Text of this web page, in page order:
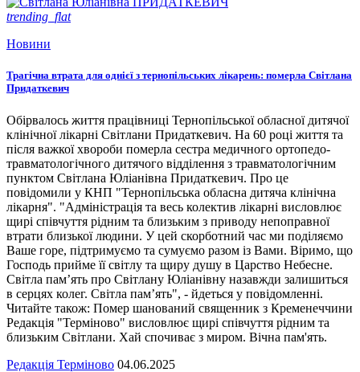
trending_flat
Новини
Трагічна втрата для однієї з тернопільських лікарень: померла Світлана
Придаткевич
Обірвалось життя працівниці Тернопільської обласної дитячої
клінічної лікарні Світлани Придаткевич. На 60 році життя та
після важкої хвороби померла сестра медичного ортопедо-
травматологічного дитячого відділення з травматологічним
пунктом Світлана Юліанівна Придаткевич. Про це
повідомили у КНП "Тернопільська обласна дитяча клінічна
лікарня". "Адміністрація та весь колектив лікарні висловлює
щирі співчуття рідним та близьким з приводу непоправної
втрати близької людини. У цей скорботний час ми поділяємо
Ваше горе, підтримуємо та сумуємо разом із Вами. Віримо, що
Господь прийме її світлу та щиру душу в Царство Небесне.
Світла пам’ять про Світлану Юліанівну назавжди залишиться
в серцях колег. Світла пам’ять", - йдеться у повідомленні.
Читайте також: Помер шанований священник з Кременеччини
Редакція "Терміново" висловлює щирі співчуття рідним та
близьким Світлани. Хай спочиває з миром. Вічна пам'ять.
Редакція Терміново 04.06.2025